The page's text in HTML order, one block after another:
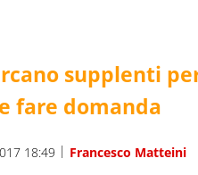
supplenti
fare domanda
18:49 | Francesco Matteini